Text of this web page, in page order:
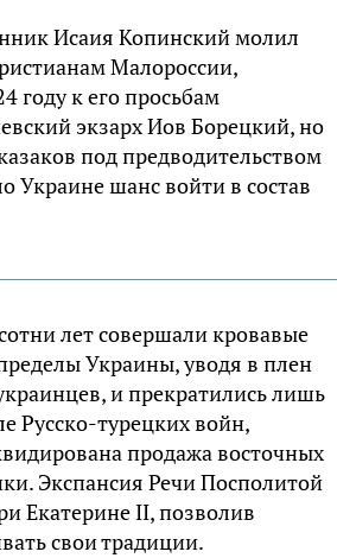
Исаия Копинский молил
Малороссии,
году к его просьбам
экзарх Иов Борецкий, но
под предводительством
Украине шанс войти в состав
лет совершали кровавые
Украины, уводя в плен
и прекратились лишь
Русско-турецких войн,
продажа восточных
Экспансия Речи Посполитой
Екатерине II, позволив
свои традиции.